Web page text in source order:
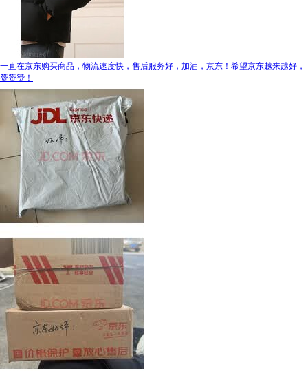
一直在京东购买商品，物流速度快，售后服务好，加油，京东！希望京东越来越好，
赞赞赞！